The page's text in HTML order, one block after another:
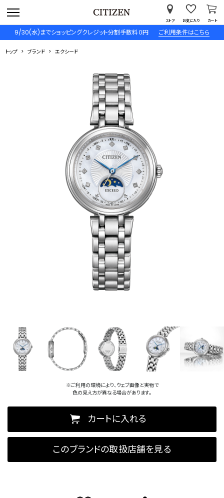
9/30(水)までショッピングクレジット分割手数料０円 ご利用条件はこちら
ストア お気に入り カート
トップ ブランド エクシード
※ご利用の環境により、ウェブ画像と実物で
色の見え方が異なる場合があります。
カートに入れる
このブランドの取扱店舗を見る